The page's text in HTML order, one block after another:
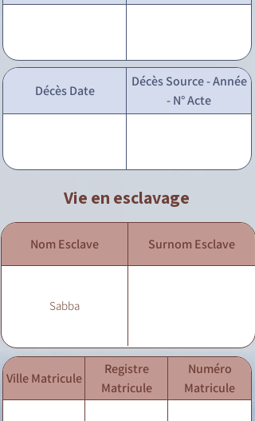
Décès Date
Décès Source - Année
- N° Acte
Vie en esclavage
Nom Esclave Surnom Esclave
Sabba
Ville Matricule
Registre
Matricule
Numéro
Matricule